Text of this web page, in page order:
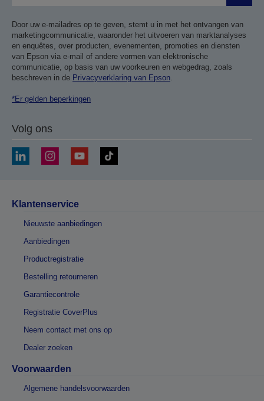
Door uw e-mailadres op te geven, stemt u in met het ontvangen van
marketingcommunicatie, waaronder het uitvoeren van marktanalyses
en enquêtes, over producten, evenementen, promoties en diensten
van Epson via e-mail of andere vormen van elektronische
communicatie, op basis van uw voorkeuren en webgedrag, zoals
beschreven in de Privacyverklaring van Epson.
*Er gelden beperkingen
Volg ons
Klantenservice
Nieuwste aanbiedingen
Aanbiedingen
Productregistratie
Bestelling retourneren
Garantiecontrole
Registratie CoverPlus
Neem contact met ons op
Dealer zoeken
Voorwaarden
Algemene handelsvoorwaarden